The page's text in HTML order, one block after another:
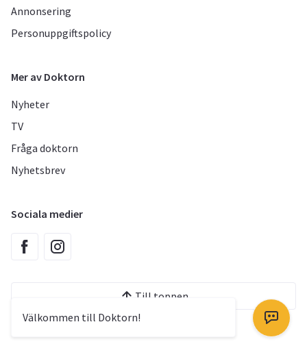
Välkommen till Doktorn!
Annonsering
Personuppgiftspolicy
Mer av Doktorn
Nyheter
TV
Fråga doktorn
Nyhetsbrev
Sociala medier
Till toppen